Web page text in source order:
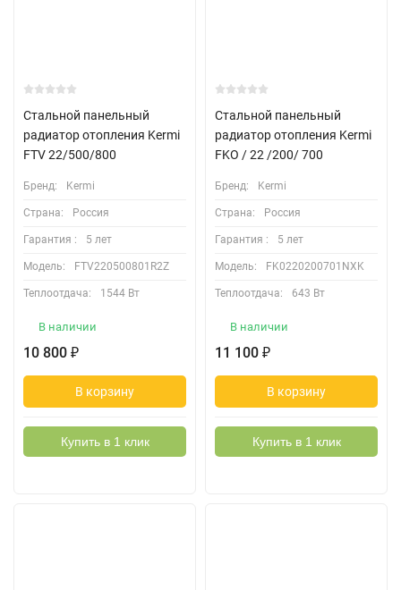
Стальной панельный
радиатор отопления Kermi
FTV 22/500/800
Бренд: Kermi
Страна: Россия
Гарантия : 5 лет
Модель: FTV220500801R2Z
Теплоотдача: 1544 Вт
В наличии
10 800 ₽
В корзину
Купить в 1 клик
Стальной панельный
радиатор отопления Kermi
FKO / 22 /200/ 700
Бренд: Kermi
Страна: Россия
Гарантия : 5 лет
Модель: FK0220200701NXK
Теплоотдача: 643 Вт
В наличии
11 100 ₽
В корзину
Купить в 1 клик